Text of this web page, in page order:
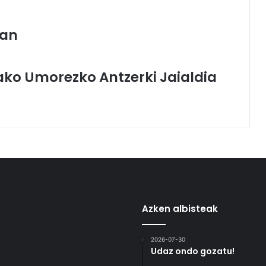
Umorezko Antzerki Jaialdia
Azken albisteak
2026-07-30
Udaz ondo gozatu!